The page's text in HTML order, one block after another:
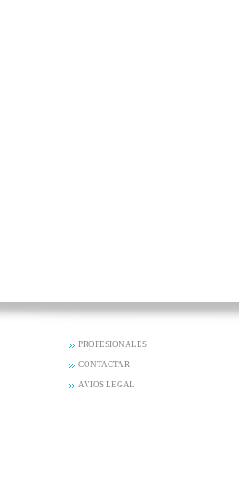
PROFESIONALES
CONTACTAR
AVIOS LEGAL